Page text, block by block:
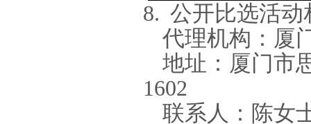
8. 公开比选活动
代理机构：厦
地址：厦门市
1602
联系人：陈女